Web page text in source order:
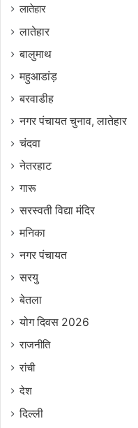
लातेहार
लातेहार
बालुमाथ
महुआडांड़
बरवाडीह
नगर पंचायत चुनाव, लातेहार
चंदवा
नेतरहाट
गारू
सरस्‍वती विद्या मंदिर
मनिका
नगर पंचायत
सरयु
बेतला
योग दिवस 2026
राजनीति
रांची
देश
दिल्‍ली